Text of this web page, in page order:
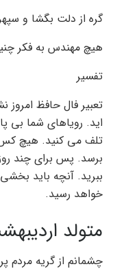
گره از دلت بگشا و
هیچ مهندس به فکر
تفسیر
تعبیر فال حافظ
اید. رویاهای شما بی
تلف می کنید. هیچ کس
برسد. پس برای چند
ببرید. آنچه باید
خواهد رسید.
متولد
چشمانم از گریه مردم